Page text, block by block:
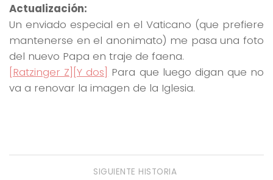
Actualización:
Un enviado especial en el Vaticano (que prefiere
mantenerse en el anonimato) me pasa una foto
del nuevo Papa en traje de faena.
[Ratzinger Z] [Y dos] Para que luego digan que no
va a renovar la imagen de la Iglesia.
SIGUIENTE HISTORIA